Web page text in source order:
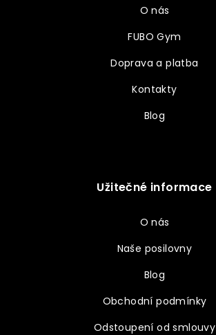
O nás
FUBO Gym
Doprava a platba
Kontakty
Blog
Užitečné informace
O nás
Naše posilovny
Blog
Obchodní podmínky
Odstoupení od smlouvy